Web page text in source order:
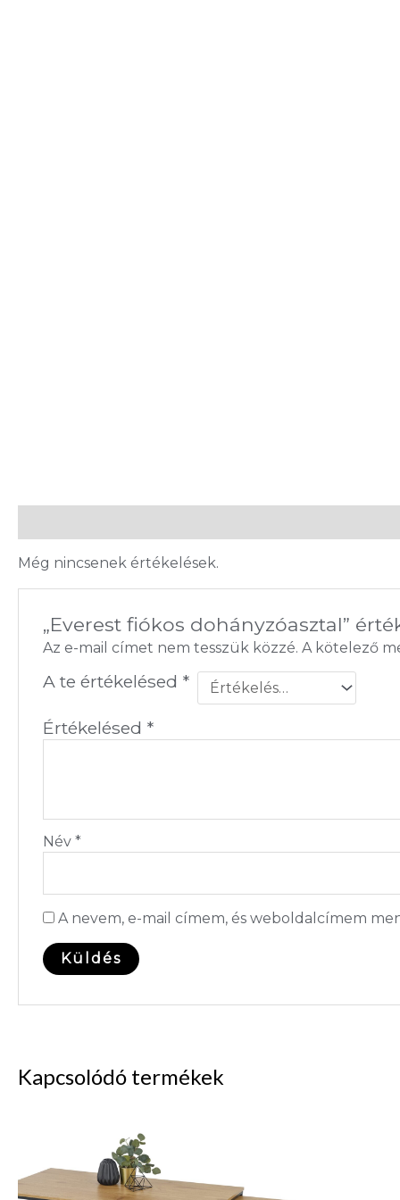
Még nincsenek értékelések.
„Everest fiókos dohányzóasztal”
Az e-mail címet nem tesszük közzé. A kötelező
A te értékelésed *
Értékelésed *
Név *
A nevem, e-mail címem, és weboldalcímem
Kapcsolódó termékek